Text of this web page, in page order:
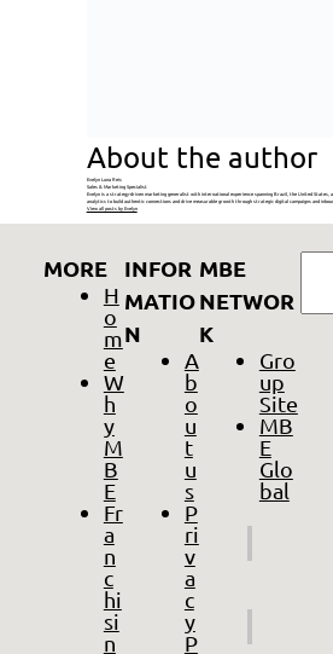
About the author
Evelyn Luna Reis
Sales & Marketing Specialist
Evelyn is a strategy-driven marketing generalist with international experience spanning Brazil, the United States,
analytics to build authentic connections and drive measurable growth through strategic digital campaigns and
View all posts by Evelyn
MORE
H
o
m
e
W
h
y
M
B
E
Fr
a
n
c
hi
si
n
INFOR
MATIO
N
A
b
o
u
t
u
s
P
ri
v
a
c
y
P
MBE
NETWOR
K
Gro
up
Site
MB
E
Glo
bal